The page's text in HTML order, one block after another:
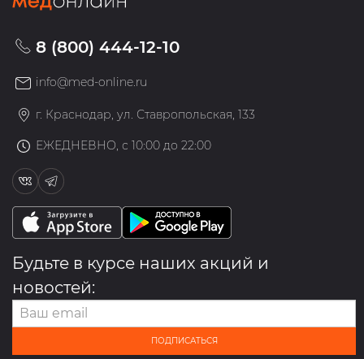
8 (800) 444-12-10
info@med-online.ru
г. Краснодар, ул. Ставропольская, 133
ЕЖЕДНЕВНО, с 10:00 до 22:00
Будьте в курсе наших акций и
новостей:
ПОДПИСАТЬСЯ